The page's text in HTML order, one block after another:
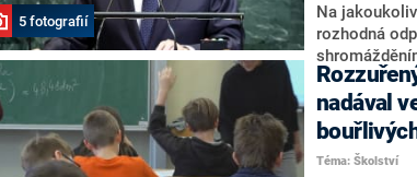
5 fotografií
Na
rozhodná
zahraničí
strategickou
kritizoval
dalších
Latinské
nadával
Téma: Školství